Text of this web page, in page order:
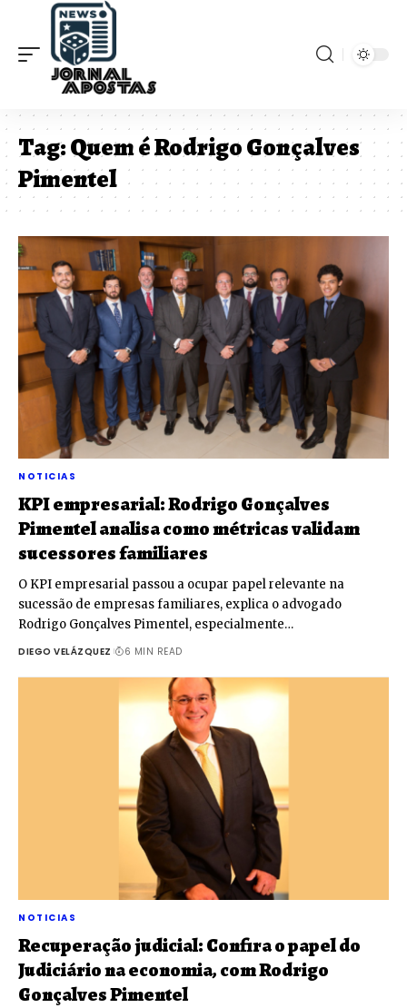
Tag:Quem é Rodrigo Gonçalves
Pimentel
NOTICIAS
KPI empresarial: Rodrigo Gonçalves
Pimentel analisa como métricas validam
sucessores familiares
O KPI empresarial passou a ocupar papel relevante na
sucessão de empresas familiares, explica o advogado
Rodrigo Gonçalves Pimentel, especialmente…
DIEGO VELÁZQUEZ 6 MIN READ
NOTICIAS
Recuperação judicial: Confira o papel do
Judiciário na economia, com Rodrigo
Gonçalves Pimentel